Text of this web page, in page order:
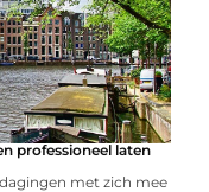
professioneel laten
met zich mee